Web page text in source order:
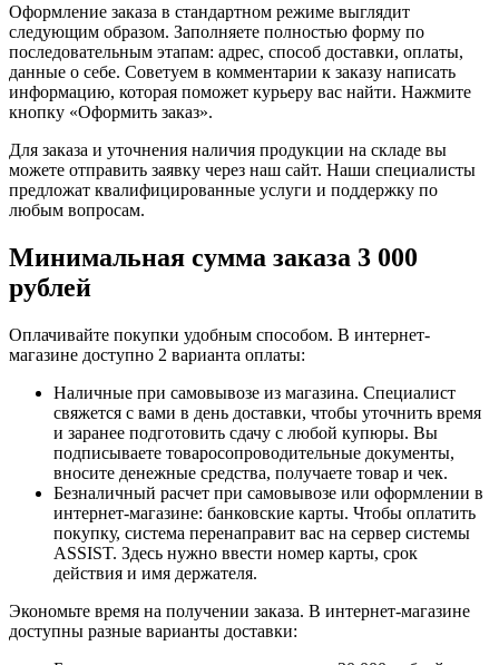
Оформление заказа в стандартном режиме выглядит
следующим образом. Заполняете полностью форму по
последовательным этапам: адрес, способ доставки, оплаты,
данные о себе. Советуем в комментарии к заказу написать
информацию, которая поможет курьеру вас найти. Нажмите
кнопку «Оформить заказ».
Для заказа и уточнения наличия продукции на складе вы
можете отправить заявку через наш сайт. Наши специалисты
предложат квалифицированные услуги и поддержку по
любым вопросам.
Минимальная сумма заказа 3 000
рублей
Оплачивайте покупки удобным способом. В интернет-
магазине доступно 2 варианта оплаты:
Наличные при самовывозе из магазина. Специалист
свяжется с вами в день доставки, чтобы уточнить время
и заранее подготовить сдачу с любой купюры. Вы
подписываете товаросопроводительные документы,
вносите денежные средства, получаете товар и чек.
Безналичный расчет при самовывозе или оформлении в
интернет-магазине: банковские карты. Чтобы оплатить
покупку, система перенаправит вас на сервер системы
ASSIST. Здесь нужно ввести номер карты, срок
действия и имя держателя.
Экономьте время на получении заказа. В интернет-магазине
доступны разные варианты доставки: